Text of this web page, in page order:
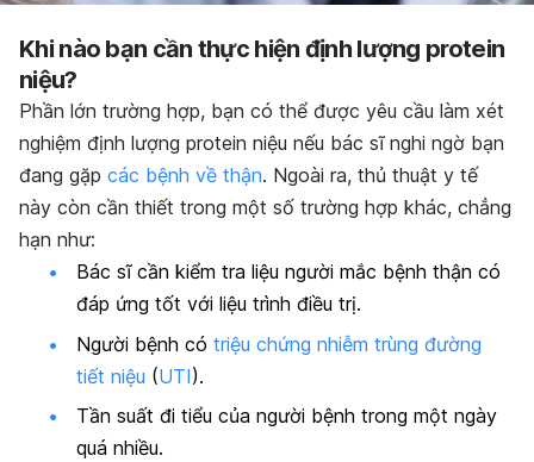
Khi nào bạn cần thực hiện định lượng protein
niệu?
Phần lớn trường hợp, bạn có thể được yêu cầu làm xét
nghiệm định lượng protein niệu nếu bác sĩ nghi ngờ bạn
đang gặp các bệnh về thận. Ngoài ra, thủ thuật y tế
này còn cần thiết trong một số trường hợp khác, chẳng
hạn như:
Bác sĩ cần kiểm tra liệu người mắc bệnh thận có
đáp ứng tốt với liệu trình điều trị.
Người bệnh có triệu chứng nhiễm trùng đường
tiết niệu (UTI).
Tần suất đi tiểu của người bệnh trong một ngày
quá nhiều.